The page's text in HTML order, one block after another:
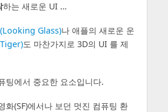
하는 새로운 UI …
Glass)나 애플의 새로운 운
도 마찬가지로 3D의 UI 를 제
팅에서 중요한 요소입니다.
화(SF)에서나 보던 멋진 컴퓨팅 환